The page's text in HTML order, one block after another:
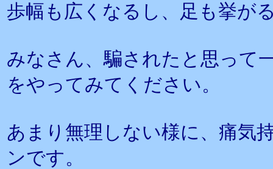
歩幅も広くなるし、足も挙が
みなさん、騙されたと思って
をやってみてください。
あまり無理しない様に、痛気
ンです。